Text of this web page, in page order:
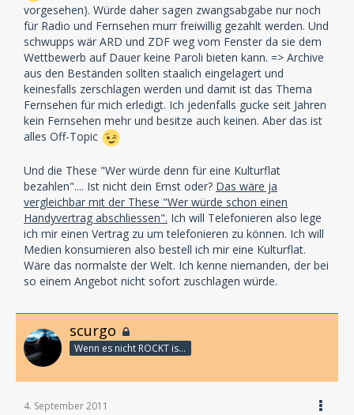
vorgesehen). Würde daher sagen zwangsabgabe nur noch
für Radio und Fernsehen murr freiwillig gezahlt werden. Und
schwupps wär ARD und ZDF weg vom Fenster da sie dem
Wettbewerb auf Dauer keine Paroli bieten kann. => Archive
aus den Beständen sollten staalich eingelagert und
keinesfalls zerschlagen werden und damit ist das Thema
Fernsehen für mich erledigt. Ich jedenfalls gucke seit Jahren
kein Fernsehen mehr und besitze auch keinen. Aber das ist
alles Off-Topic
Und die These "Wer würde denn für eine Kulturflat
bezahlen".... Ist nicht dein Ernst oder? Das wäre ja
vergleichbar mit der These "Wer würde schon einen
Handyvertrag abschliessen". Ich will Telefonieren also lege
ich mir einen Vertrag zu um telefonieren zu können. Ich will
Medien konsumieren also bestell ich mir eine Kulturflat.
Wäre das normalste der Welt. Ich kenne niemanden, der bei
so einem Angebot nicht sofort zuschlagen würde.
scurgo
Wenn es nicht ROCKT is es fürn ARSCH!
4. September 2011